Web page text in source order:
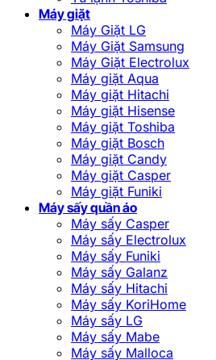
Máy giặt
Máy Giặt LG
Máy Giặt Samsung
Máy Giặt Electrolux
Máy giặt Aqua
Máy giặt Hitachi
Máy giặt Hisense
Máy giặt Toshiba
Máy giặt Bosch
Máy giặt Candy
Máy giặt Casper
Máy giặt Funiki
Máy sấy quần áo
Máy sấy Casper
Máy sấy Electrolux
Máy sấy Funiki
Máy sấy Galanz
Máy sấy Hitachi
Máy sấy KoriHome
Máy sấy LG
Máy sấy Mabe
Máy sấy Malloca